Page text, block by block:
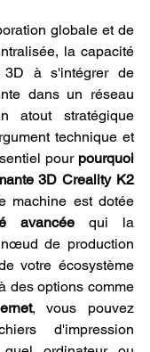
globale et de
la capacité
3D à s'intégrer de
dans un réseau
atout stratégique
technique et
pour pourquoi
3D Creality K2
machine est dotée
avancée qui la
de production
votre écosystème
des options comme
, vous pouvez
d'impression